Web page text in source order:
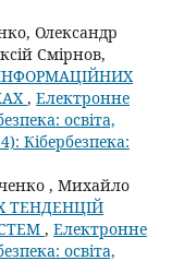
Олександр
Смірнов,
, Електронне
освіта,
Кібербезпека:
, Михайло
ТЕНДЕНЦІЙ
, Електронне
освіта,